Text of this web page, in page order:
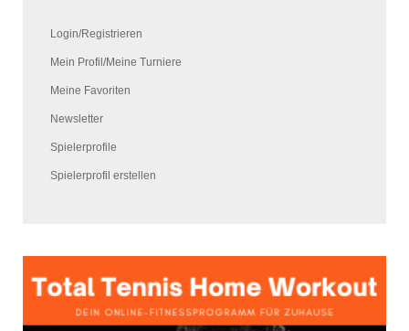
Login/Registrieren
Mein Profil/Meine Turniere
Meine Favoriten
Newsletter
Spielerprofile
Spielerprofil erstellen